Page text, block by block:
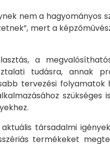
nem a hagyományos
mert a
a
tudásra, annak
tervezési folyamatok
szükséges
társadalmi
termékeket